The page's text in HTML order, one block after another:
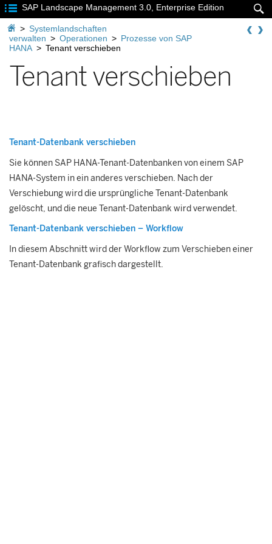

 SAP Landscape Management 3.0, Enterprise Edition
 > Systemlandschaften
verwalten > Operationen > Prozesse von SAP
HANA > Tenant verschieben
Tenant verschieben
Tenant-Datenbank verschieben
Sie können SAP HANA-Tenant-Datenbanken von einem SAP
HANA-System in ein anderes verschieben. Nach der
Verschiebung wird die ursprüngliche Tenant-Datenbank
gelöscht, und die neue Tenant-Datenbank wird verwendet.
Tenant-Datenbank verschieben – Workflow
In diesem Abschnitt wird der Workflow zum Verschieben einer
Tenant-Datenbank grafisch dargestellt.